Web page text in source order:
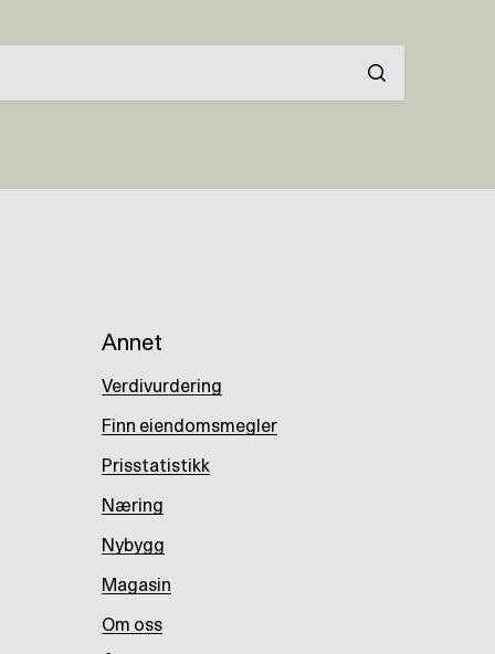
Annet
Verdivurdering
Finn eiendomsmegler
Prisstatistikk
Næring
Nybygg
Magasin
Om oss